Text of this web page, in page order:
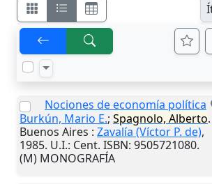
Nociones de economía política
Burkún, Mario E.; Spagnolo, Alberto.
Buenos Aires : Zavalía (Víctor P. de),
1985. U.I.: Cent. ISBN: 9505721080.
(M) MONOGRAFÍA